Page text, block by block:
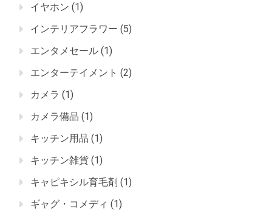
イヤホン (1)
インテリアフラワー (5)
エンタメセール (1)
エンターテイメント (2)
カメラ (1)
カメラ備品 (1)
キッチン用品 (1)
キッチン雑貨 (1)
キャピキシル育毛剤 (1)
ギャグ・コメディ (1)